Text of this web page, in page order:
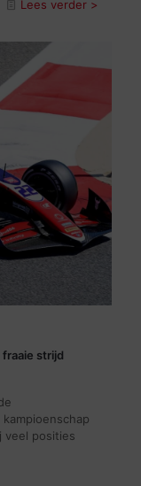
Lees verder >
strijd
veel posities